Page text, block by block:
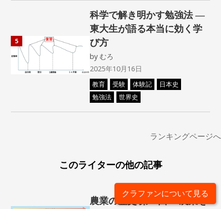
5
科学で解き明かす勉強法 ―
東大生が語る本当に効く学
び方
byむろ
2025年10月16日
教育 受験 体験記
日本史
勉強法
世界史
ランキングページへ
このライターの他の記事
農業の歴史 第一回 ー農業を
クラファンについて見る